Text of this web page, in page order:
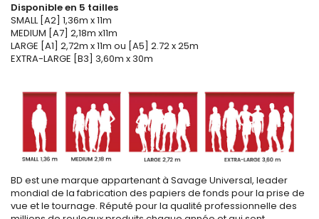
Disponible en 5 tailles
SMALL [A2] 1,36m x 11m
MEDIUM [A7] 2,18m x11m
LARGE [A1] 2,72m x 11m ou [A5] 2.72 x 25m
EXTRA-LARGE [B3] 3,60m x 30m
BD est une marque appartenant à Savage Universal, leader
mondial de la fabrication des papiers de fonds pour la prise de
vue et le tournage. Réputé pour la qualité professionnelle des